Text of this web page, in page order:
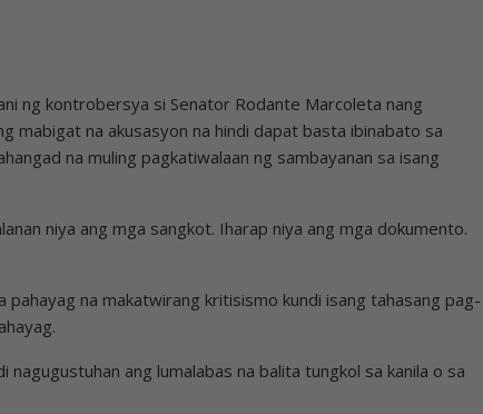
ng kontrobersya si Senator Rodante Marcoleta nang
mabigat na akusasyon na hindi dapat basta ibinabato sa
na muling pagkatiwalaan ng sambayanan sa isang
niya ang mga sangkot. Iharap niya ang mga dokumento.
pahayag na makatwirang kritisismo kundi isang tahasang pag-
ang lumalabas na balita tungkol sa kanila o sa